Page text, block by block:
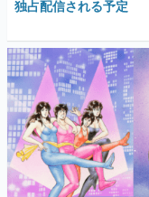
独占配信される予定